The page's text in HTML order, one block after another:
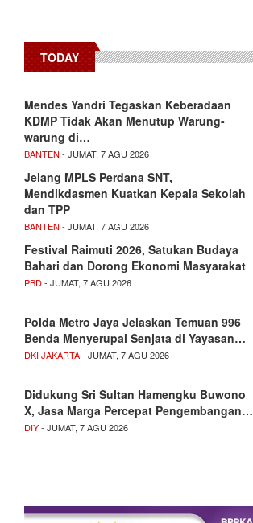
TODAY
Mendes Yandri Tegaskan Keberadaan
KDMP Tidak Akan Menutup Warung-
warung di…
BANTEN - JUMAT, 7 AGU 2026
Jelang MPLS Perdana SNT,
Mendikdasmen Kuatkan Kepala Sekolah
dan TPP
BANTEN - JUMAT, 7 AGU 2026
Festival Raimuti 2026, Satukan Budaya
Bahari dan Dorong Ekonomi Masyarakat
PBD- JUMAT, 7 AGU 2026
Polda Metro Jaya Jelaskan Temuan 996
Benda Menyerupai Senjata di Yayasan…
DKI JAKARTA- JUMAT, 7 AGU 2026
Didukung Sri Sultan Hamengku Buwono
X, Jasa Marga Percepat Pengembangan…
DIY- JUMAT, 7 AGU 2026